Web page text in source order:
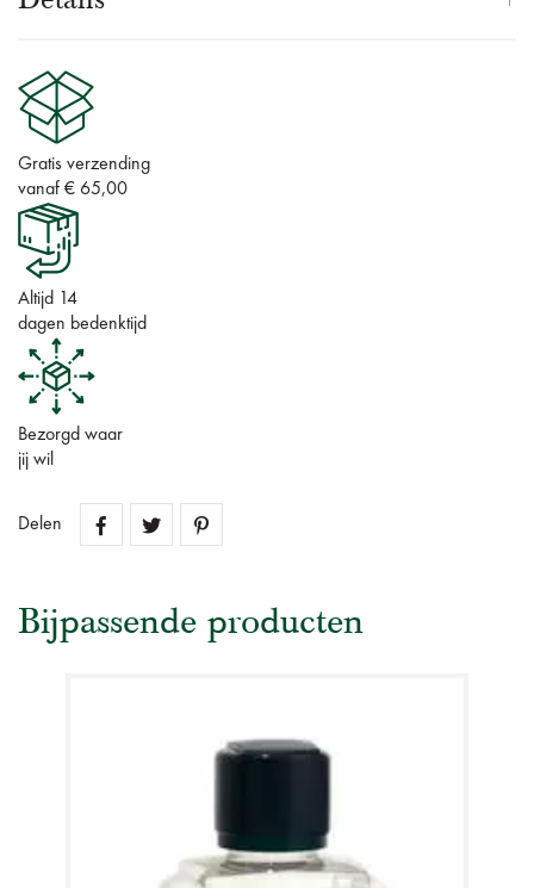
Gratis verzending
vanaf € 65,00
Altijd 14
dagen bedenktijd
Bezorgd waar
jij wil
Delen
Bijpassende producten